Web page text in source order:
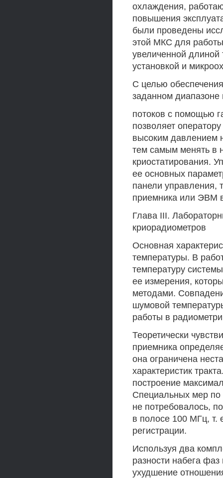
охлаждения,
повышения
были проведены
этой МКС для
увеличенной
установкой и
С целью
заданном диапазоне
потоков с помощью
позволяет
высоким давлением
тем самым менять в
криостатирования.
ее основных
панели управления,
приемника или ЭВМ
Глава III.
криорадиометров
Основная
температуры. В
температуру
ее измерения,
методами.
шумовой
работы в
Теоретически
приемника
она ограничена
характеристик
построение
Специальных мер
не потребовалось,
в полосе 100 МГц, т.
регистрации.
Используя два
разности набега
ухудшение